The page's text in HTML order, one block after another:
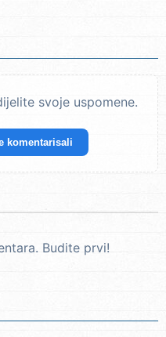
svoje uspomene.
komentarisali
Budite prvi!